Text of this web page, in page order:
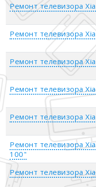
Ремонт телевизора
Ремонт телевизора
Ремонт телевизора
Ремонт телевизора
Ремонт телевизора
Ремонт телевизора
100"
Ремонт телевизора